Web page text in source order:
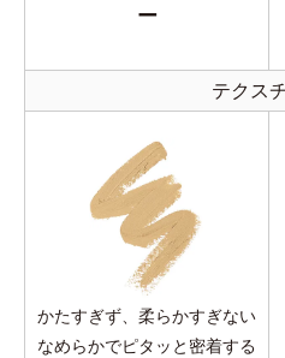
ー
テクス
かたすぎず、柔らかすぎない
なめらかでピタッと密着する